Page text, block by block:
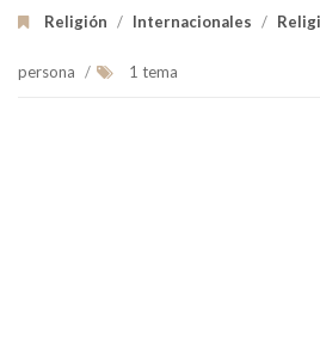
Religión / Internacionales /
persona / 1 tema